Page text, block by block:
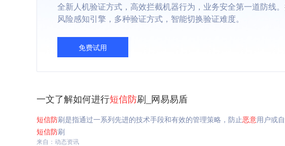
全新人机验证方式，高效拦截机器行为，业务安全第一道防线
风险感知引擎，多种验证方式，智能切换验证难度。
免费试用
一文了解如何进行短信防刷_网易易盾
短信防刷是指通过一系列先进的技术手段和有效的管理策略，防止恶意用户或
短信防刷
来自：动态资讯